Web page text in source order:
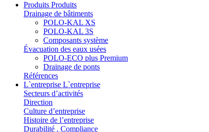
Produits Produits
Drainage de bâtiments
POLO-KAL XS
POLO-KAL 3S
Composants système
Évacuation des eaux usées
POLO-ECO plus Premium
Drainage de ponts
Références
L`entreprise L`entreprise
Secteurs d’activités
Direction
Culture d’entreprise
Histoire de l’entreprise
Durabilité . Compliance